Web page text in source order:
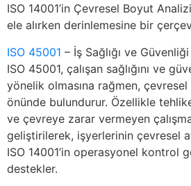
ISO 14001’in Çevresel Boyut
ele alırken derinlemesine bir
ISO 45001 – İş Sağlığı ve
ISO 45001, çalışan sağlığını ve
yönelik olmasına rağmen,
önünde bulundurur. Özellikle
ve çevreye zarar vermeyen
geliştirilerek, işyerlerinin çevresel
ISO 14001’in operasyonel kontrol
destekler.